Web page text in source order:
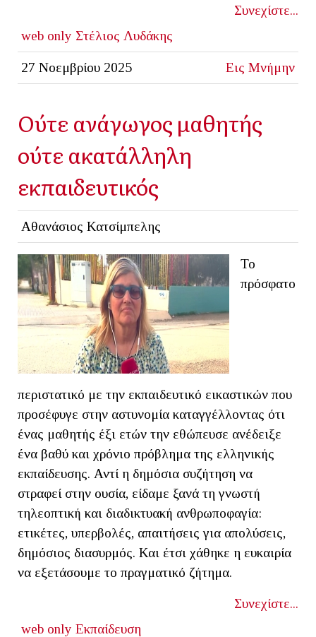
Συνεχίστε...
web only Στέλιος Λυδάκης
27 Νοεμβρίου 2025 Εις Μνήμην
Ούτε ανάγωγος μαθητής
ούτε ακατάλληλη
εκπαιδευτικός
Αθανάσιος Κατσίμπελης
Το
πρόσφατο
περιστατικό με την εκπαιδευτικό εικαστικών που
προσέφυγε στην αστυνομία καταγγέλλοντας ότι
ένας μαθητής έξι ετών την εθώπευσε ανέδειξε
ένα βαθύ και χρόνιο πρόβλημα της ελληνικής
εκπαίδευσης. Αντί η δημόσια συζήτηση να
στραφεί στην ουσία, είδαμε ξανά τη γνωστή
τηλεοπτική και διαδικτυακή ανθρωποφαγία:
ετικέτες, υπερβολές, απαιτήσεις για απολύσεις,
δημόσιος διασυρμός. Και έτσι χάθηκε η ευκαιρία
να εξετάσουμε το πραγματικό ζήτημα.
Συνεχίστε...
web only Εκπαίδευση